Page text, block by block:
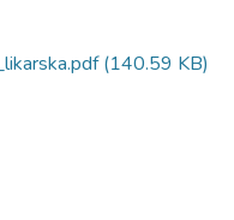
(140.59 KB)